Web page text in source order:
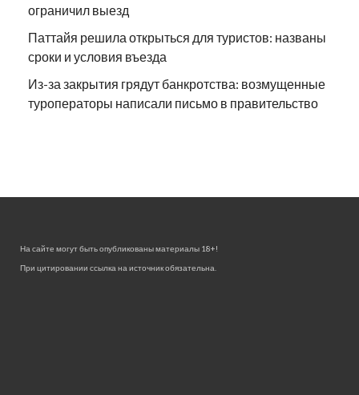
ограничил выезд
Паттайя решила открыться для туристов: названы
сроки и условия въезда
Из-за закрытия грядут банкротства: возмущенные
туроператоры написали письмо в правительство
На сайте могут быть опубликованы материалы 18+!
При цитировании ссылка на источник обязательна.